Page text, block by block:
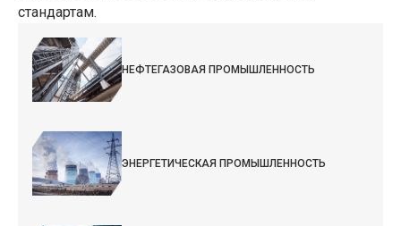
стандартам.
НЕФТЕГАЗОВАЯ ПРОМЫШЛЕННОСТЬ
ЭНЕРГЕТИЧЕСКАЯ ПРОМЫШЛЕННОСТЬ